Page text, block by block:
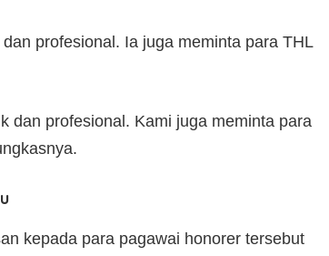
profesional. Ia juga meminta para THL
dan profesional. Kami juga meminta para
kepada para pagawai honorer tersebut